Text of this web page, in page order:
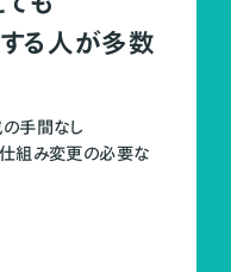
る人が多数
の手間なし
仕組み変更の必要な